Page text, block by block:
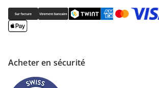
Acheter en sécurité